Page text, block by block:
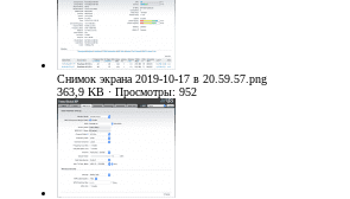
Снимок экрана 2019-10-17 в 20.59.57.png
363,9 KB · Просмотры: 952